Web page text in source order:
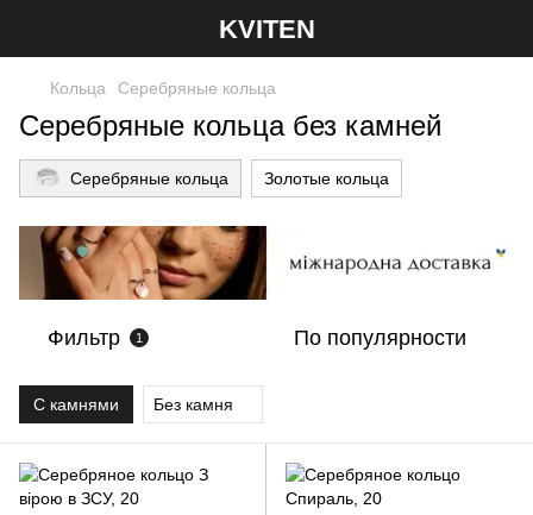
KVITEN
Кольца Серебряные кольца
Серебряные кольца без камней
Серебряные кольца Золотые кольца
Фильтр 1 По популярности
С камнями Без камня